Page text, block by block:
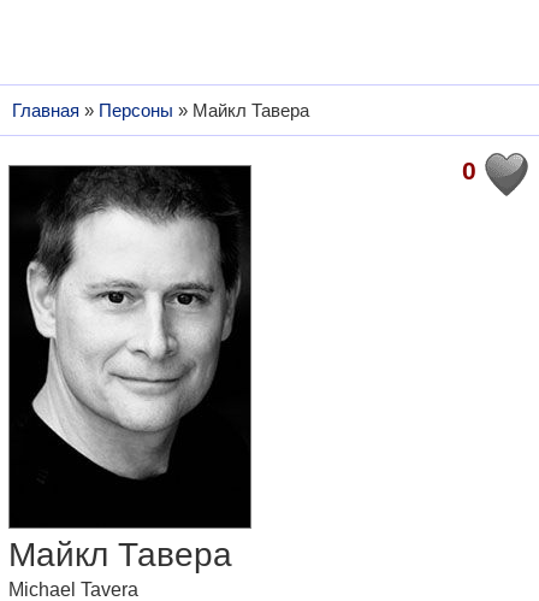
Главная » Персоны » Майкл Тавера
0
Майкл Тавера
Michael Tavera